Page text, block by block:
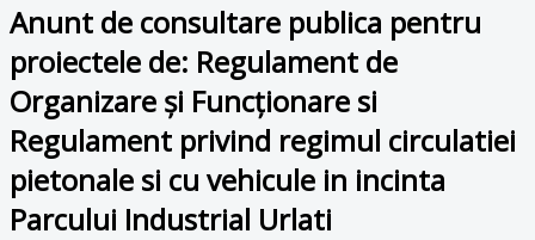
Anunt de consultare publica pentru
proiectele de: Regulament de
Organizare și Funcționare si
Regulament privind regimul circulatiei
pietonale si cu vehicule in incinta
Parcului Industrial Urlati